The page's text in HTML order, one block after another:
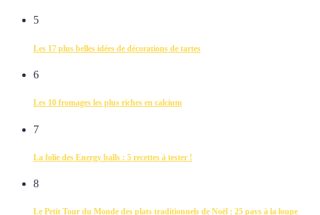
5
Les 17 plus belles idées de décorations de tartes
6
Les 10 fromages les plus riches en calcium
7
La folie des Energy balls : 5 recettes à tester !
8
Le Petit Tour du Monde des plats traditionnels de Noël : 25 pays à la loupe